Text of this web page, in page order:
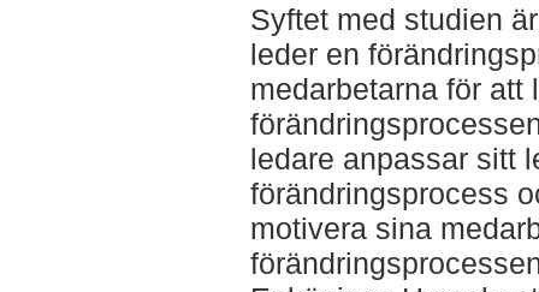
Syftet med studien
leder en
medarbetarna för att
ledare anpassar sitt
förändringsprocess
motivera sina